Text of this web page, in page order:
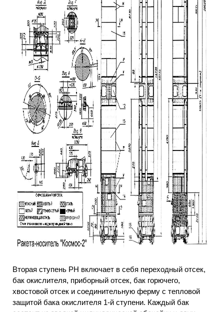
Вторая ступень PH включает в себя переходный отсек,
бак окислителя, приборный отсек, бак горючего,
хвостовой отсек и соединительную ферму с тепловой
защитой бака окислителя 1-й ступени. Каждый бак